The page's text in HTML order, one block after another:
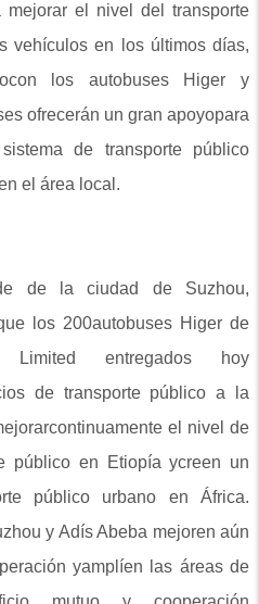
el nivel del transporte
vehículos en los últimos días,
los autobuses Higer y
ofrecerán un gran apoyopara
de transporte público
el área local.
de la ciudad de Suzhou,
los 200autobuses Higer de
entregados hoy
de transporte público a la
el nivel de
público en Etiopía ycreen un
público urbano en África.
y Adís Abeba mejoren aún
yamplíen las áreas de